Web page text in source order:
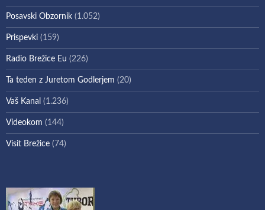
Posavski Obzornik (1.052)
Prispevki (159)
Radio Brežice Eu (226)
Ta teden z Juretom Godlerjem (20)
Vaš Kanal (1.236)
Videokom (144)
Visit Brežice (74)